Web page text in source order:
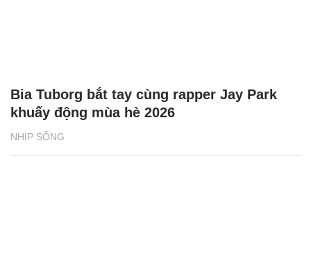
NHỊP SỐNG
Bia Tuborg bắt tay cùng rapper Jay Park
khuấy động mùa hè 2026